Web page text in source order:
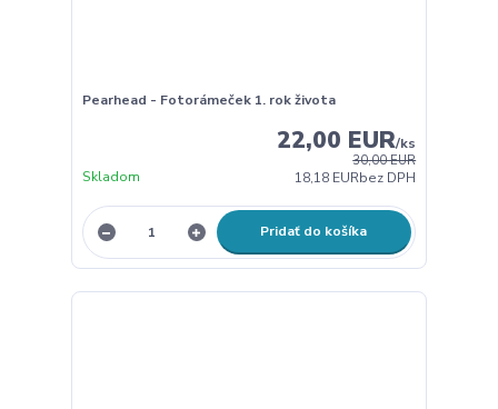
Pearhead - Fotorámeček 1. rok života
30,00 EUR
22,00 EUR/ks
18,18 EURbez DPH
Skladom
Pridať do košíka